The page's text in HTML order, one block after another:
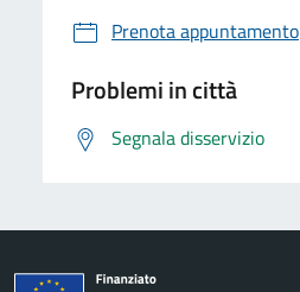
Prenota appuntamento
Problemi in città
Segnala disservizio